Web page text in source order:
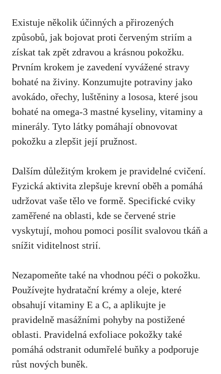
Existuje několik účinných⁢ a přirozených​
způsobů, jak bojovat ​proti ⁤červeným ⁢striím a
získat⁤ tak zpět ‌zdravou a krásnou pokožku.
Prvním krokem⁤ je zavedení vyvážené stravy
bohaté na ‍živiny. Konzumujte potraviny⁢ jako
avokádo, ořechy, luštěniny​ a lososa, ⁤které ⁢jsou
bohaté ⁣na ‍omega-3 mastné kyseliny,⁣ vitaminy a
minerály. Tyto látky pomáhají‍ obnovovat
pokožku a zlepšit její pružnost.
Dalším důležitým krokem je ⁢pravidelné cvičení.
Fyzická aktivita zlepšuje krevní oběh a pomáhá
udržovat vaše tělo ve formě. Specifické ⁢cviky
zaměřené na ⁢oblasti, ‍kde ‌se červené strie
vyskytují, mohou pomoci⁤ posílit svalovou‍ tkáň a
snížit viditelnost strií.
Nezapomeňte také na vhodnou péči ⁣o pokožku.
Používejte ⁤hydratační krémy a oleje, které‍
obsahují vitaminy‍ E a C,⁣ a aplikujte je
‌pravidelně masážními pohyby na postižené
oblasti. Pravidelná exfoliace pokožky⁤ také⁢
pomáhá odstranit odumřelé buňky a podporuje
⁤růst nových buněk.